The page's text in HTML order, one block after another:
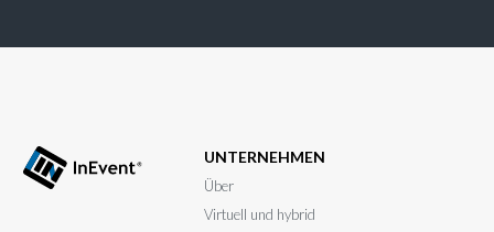
UNTERNEHMEN
Über
Virtuell und hybrid